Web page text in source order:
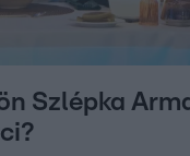
Szlépka